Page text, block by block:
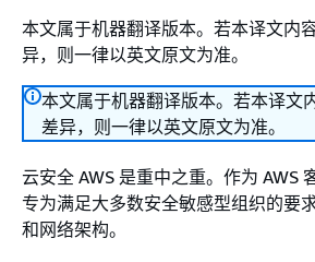
本文属于机器翻译版本。若本译文内
异，则一律以英文原文为准。
本文属于机器翻译版本。若本译文
差异，则一律以英文原文为准。
云安全 AWS 是重中之重。作为 AWS
专为满足大多数安全敏感型组织的要
和网络架构。